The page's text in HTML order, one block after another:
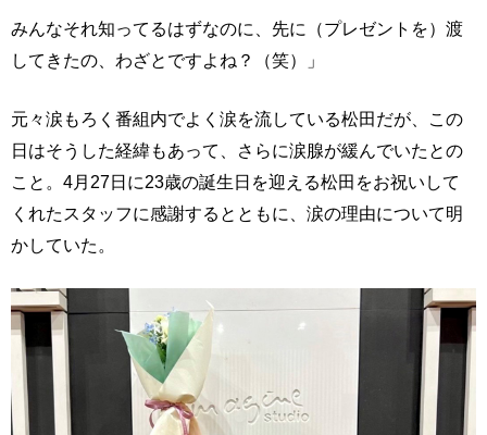
みんなそれ知ってるはずなのに、先に（プレゼントを）渡
してきたの、わざとですよね？（笑）」
元々涙もろく番組内でよく涙を流している松田だが、この
日はそうした経緯もあって、さらに涙腺が緩んでいたとの
こと。4月27日に23歳の誕生日を迎える松田をお祝いして
くれたスタッフに感謝するとともに、涙の理由について明
かしていた。